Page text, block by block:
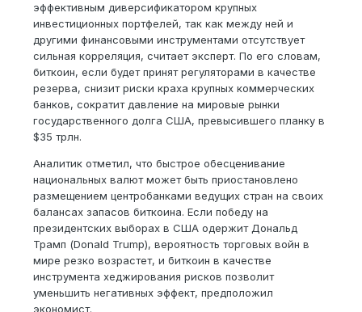
эффективным диверсификатором крупных
инвестиционных портфелей, так как между ней и
другими финансовыми инструментами отсутствует
сильная корреляция, считает эксперт. По его словам,
биткоин, если будет принят регуляторами в качестве
резерва, снизит риски краха крупных коммерческих
банков, сократит давление на мировые рынки
государственного долга США, превысившего планку в
$35 трлн.
Аналитик отметил, что быстрое обесценивание
национальных валют может быть приостановлено
размещением центробанками ведущих стран на своих
балансах запасов биткоина. Если победу на
президентских выборах в США одержит Дональд
Трамп (Donald Trump), вероятность торговых войн в
мире резко возрастет, и биткоин в качестве
инструмента хеджирования рисков позволит
уменьшить негативных эффект, предположил
экономист.